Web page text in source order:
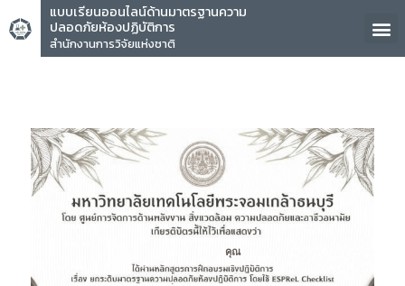
แบบเรียนออนไลน์ด้านมาตรฐานความ
ปลอดภัยห้องปฏิบัติการ
สำนักงานการวิจัยแห่งชาติ
คุณ